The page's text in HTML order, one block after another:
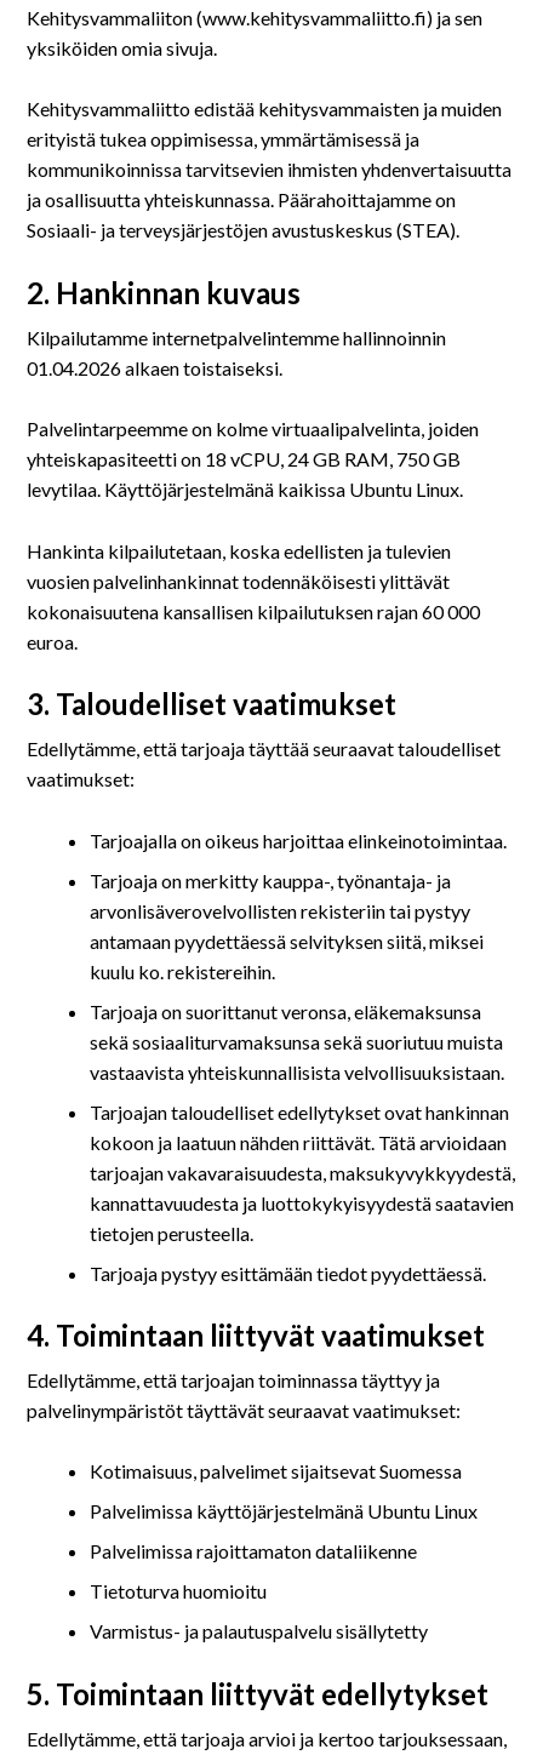
Kehitysvammaliiton (www.kehitysvammaliitto.fi) ja sen
yksiköiden omia sivuja.
Kehitysvammaliitto edistää kehitysvammaisten ja muiden
erityistä tukea oppimisessa, ymmärtämisessä ja
kommunikoinnissa tarvitsevien ihmisten yhdenvertaisuutta
ja osallisuutta yhteiskunnassa. Päärahoittajamme on
Sosiaali- ja terveysjärjestöjen avustuskeskus (STEA).
2. Hankinnan kuvaus
Kilpailutamme internetpalvelintemme hallinnoinnin
01.04.2026 alkaen toistaiseksi.
Palvelintarpeemme on kolme virtuaalipalvelinta, joiden
yhteiskapasiteetti on 18 vCPU, 24 GB RAM, 750 GB
levytilaa. Käyttöjärjestelmänä kaikissa Ubuntu Linux.
Hankinta kilpailutetaan, koska edellisten ja tulevien
vuosien palvelinhankinnat todennäköisesti ylittävät
kokonaisuutena kansallisen kilpailutuksen rajan 60 000
euroa.
3. Taloudelliset vaatimukset
Edellytämme, että tarjoaja täyttää seuraavat taloudelliset
vaatimukset:
Tarjoajalla on oikeus harjoittaa elinkeinotoimintaa.
Tarjoaja on merkitty kauppa-, työnantaja- ja
arvonlisäverovelvollisten rekisteriin tai pystyy
antamaan pyydettäessä selvityksen siitä, miksei
kuulu ko. rekistereihin.
Tarjoaja on suorittanut veronsa, eläkemaksunsa
sekä sosiaaliturvamaksunsa sekä suoriutuu muista
vastaavista yhteiskunnallisista velvollisuuksistaan.
Tarjoajan taloudelliset edellytykset ovat hankinnan
kokoon ja laatuun nähden riittävät. Tätä arvioidaan
tarjoajan vakavaraisuudesta, maksukyvykkyydestä,
kannattavuudesta ja luottokykyisyydestä saatavien
tietojen perusteella.
Tarjoaja pystyy esittämään tiedot pyydettäessä.
4. Toimintaan liittyvät vaatimukset
Edellytämme, että tarjoajan toiminnassa täyttyy ja
palvelinympäristöt täyttävät seuraavat vaatimukset:
Kotimaisuus, palvelimet sijaitsevat Suomessa
Palvelimissa käyttöjärjestelmänä Ubuntu Linux
Palvelimissa rajoittamaton dataliikenne
Tietoturva huomioitu
Varmistus- ja palautuspalvelu sisällytetty
5. Toimintaan liittyvät edellytykset
Edellytämme, että tarjoaja arvioi ja kertoo tarjouksessaan,